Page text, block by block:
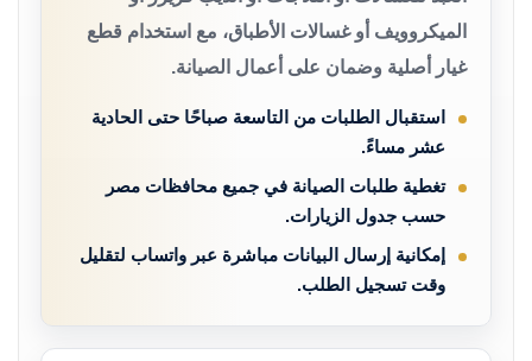
الميكروويف أو غسالات الأطباق، مع استخدام قطع
غيار أصلية وضمان على أعمال الصيانة.
استقبال الطلبات من التاسعة صباحًا حتى الحادية
عشر مساءً.
تغطية طلبات الصيانة في جميع محافظات مصر
حسب جدول الزيارات.
إمكانية إرسال البيانات مباشرة عبر واتساب لتقليل
وقت تسجيل الطلب.